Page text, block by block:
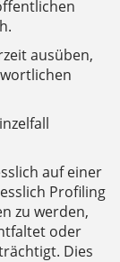
ausüben,
auf einer
Profiling
zu werden,
oder
Dies